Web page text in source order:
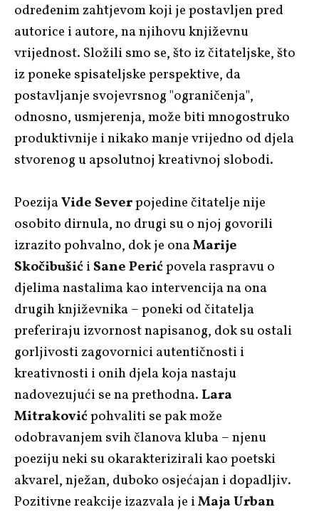
određenim zahtjevom koji je postavljen pred
autorice i autore, na njihovu književnu
vrijednost. Složili smo se, što iz čitateljske, što
iz poneke spisateljske perspektive, da
postavljanje svojevrsnog "ograničenja",
odnosno, usmjerenja, može biti mnogostruko
produktivnije i nikako manje vrijedno od djela
stvorenog u apsolutnoj kreativnoj slobodi.
PoezijaVide Severpojedine čitatelje nije
osobito dirnula, no drugi su o njoj govorili
izrazito pohvalno, dok je onaMarije
SkočibušićiSane Perićpovela raspravu o
djelima nastalima kao intervencija na ona
drugih književnika – poneki od čitatelja
preferiraju izvornost napisanog, dok su ostali
gorljivosti zagovornici autentičnosti i
kreativnosti i onih djela koja nastaju
nadovezujući se na prethodna. Lara
Mitrakovićpohvaliti se pak može
odobravanjem svih članova kluba – njenu
poeziju neki su okarakterizirali kao poetski
akvarel, nježan, duboko osjećajan i dopadljiv.
Pozitivne reakcije izazvala je iMaja Urban